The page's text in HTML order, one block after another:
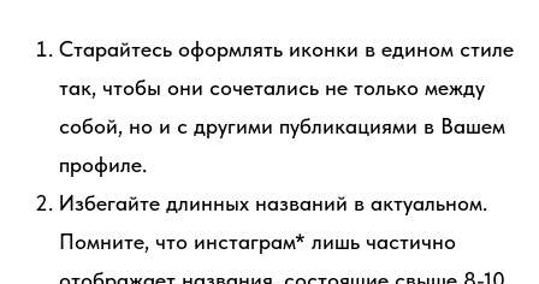
Старайтесь оформлять иконки в едином стиле
так, чтобы они сочетались не только между
собой, но и с другими публикациями в Вашем
профиле.
Избегайте длинных названий в актуальном.
Помните, что инстаграм* лишь частично